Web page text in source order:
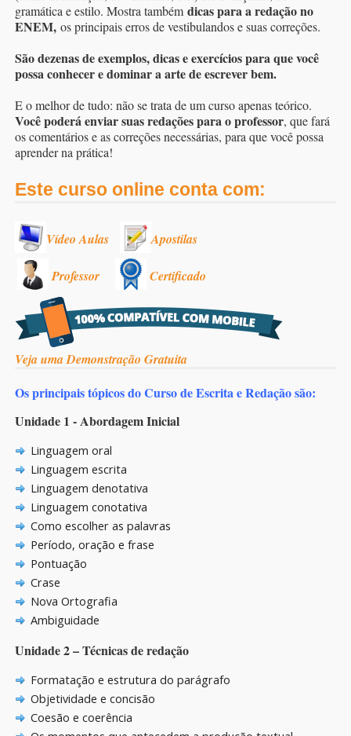
gramática e estilo. Mostra também dicas para a redação no
ENEM, os principais erros de vestibulandos e suas correções.
São dezenas de exemplos, dicas e exercícios para que você
possa conhecer e dominar a arte de escrever bem.
E o melhor de tudo: não se trata de um curso apenas teórico.
Você poderá enviar suas redações para o professor, que fará
os comentários e as correções necessárias, para que você possa
aprender na prática!
Este curso online conta com:
Vídeo Aulas Apostilas
Professor Certificado
Veja uma Demonstração Gratuita
Os principais tópicos do Curso de Escrita e Redação são:
Unidade 1 - Abordagem Inicial
Linguagem oral
Linguagem escrita
Linguagem denotativa
Linguagem conotativa
Como escolher as palavras
Período, oração e frase
Pontuação
Crase
Nova Ortografia
Ambiguidade
Unidade 2 – Técnicas de redação
Formatação e estrutura do parágrafo
Objetividade e concisão
Coesão e coerência